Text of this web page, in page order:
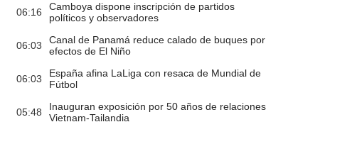
06:16
Camboya dispone inscripción de partidos
políticos y observadores
06:03
Canal de Panamá reduce calado de buques por
efectos de El Niño
06:03
España afina LaLiga con resaca de Mundial de
Fútbol
05:48
Inauguran exposición por 50 años de relaciones
Vietnam-Tailandia